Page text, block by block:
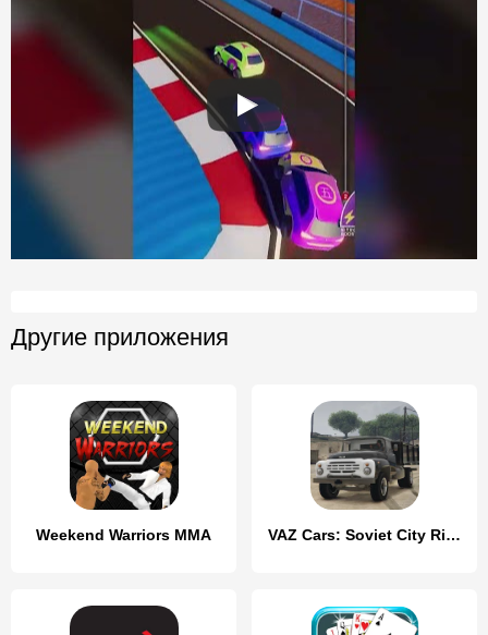
Другие приложения
Weekend Warriors MMA VAZ Cars: Soviet City Ride